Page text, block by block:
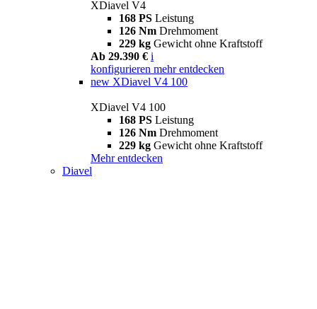
XDiavel V4
168 PS Leistung
126 Nm Drehmoment
229 kg Gewicht ohne Kraftstoff
Ab 29.390 € i
konfigurieren mehr entdecken
new XDiavel V4 100
XDiavel V4 100
168 PS Leistung
126 Nm Drehmoment
229 kg Gewicht ohne Kraftstoff
Mehr entdecken
Diavel